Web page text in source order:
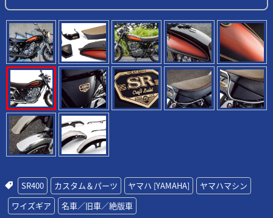
SR400 カスタム＆パーツ ヤマハ [YAMAHA]
ヤマハマシン
ワイズギア
名車／旧車／絶版車